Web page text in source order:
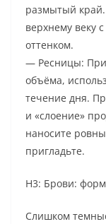
размытый
верхнему веку
оттенком.
— Ресницы:
объёма,
течение дня.
и «слоение»
наносите
пригладьте.
H3: Брови:
Слишком